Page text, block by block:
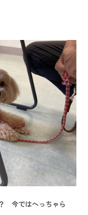
今ではへっちゃら